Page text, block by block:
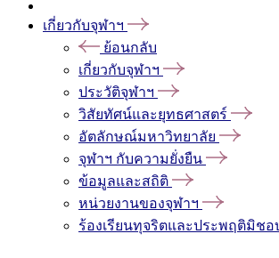
เกี่ยวกับจุฬาฯ
ย้อนกลับ
เกี่ยวกับจุฬาฯ
ประวัติจุฬาฯ
วิสัยทัศน์และยุทธศาสตร์
อัตลักษณ์มหาวิทยาลัย
จุฬาฯ กับความยั่งยืน
ข้อมูลและสถิติ
หน่วยงานของจุฬาฯ
ร้องเรียนทุจริตและประพฤติมิชอ